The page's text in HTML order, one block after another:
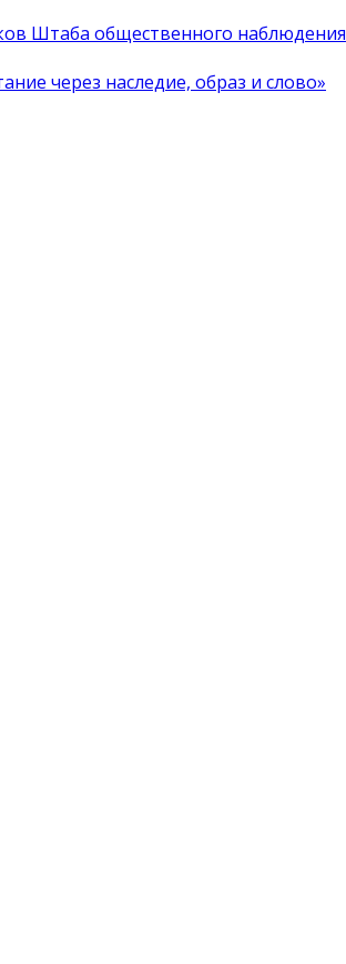
Штаба общественного наблюдения
через наследие, образ и слово»